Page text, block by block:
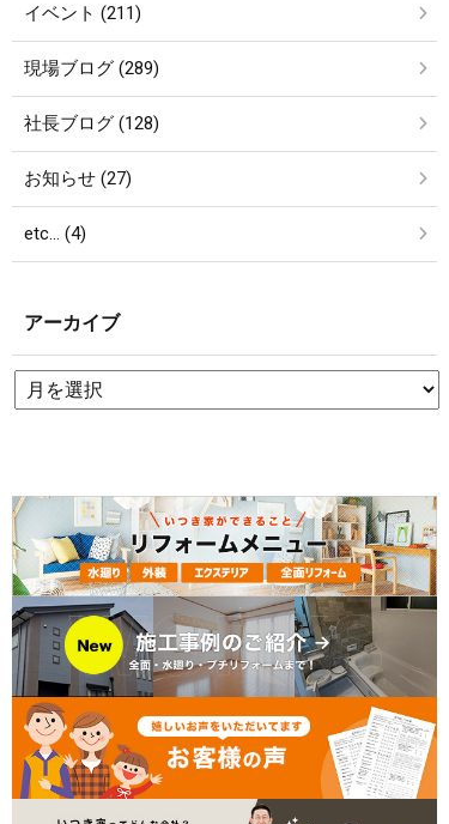
イベント (211)
現場ブログ (289)
社長ブログ (128)
お知らせ (27)
etc… (4)
アーカイブ